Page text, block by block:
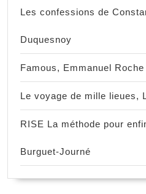
Les confessions de
Duquesnoy
Famous, Emmanuel Roche
Le voyage de mille lieues,
RISE La méthode pour
Burguet-Journé